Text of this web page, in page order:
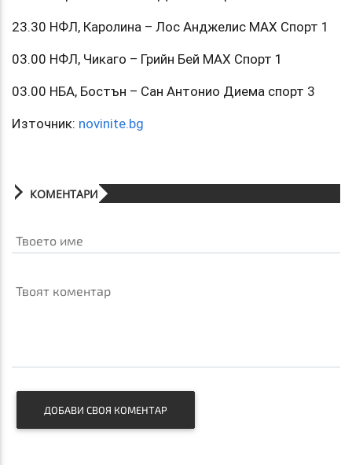
23.30 НФЛ, Каролина – Лос Анджелис МАХ Спорт 1
03.00 НФЛ, Чикаго – Грийн Бей МАХ Спорт 1
03.00 НБА, Бостън – Сан Антонио Диема спорт 3
Източник: novinite.bg
КОМЕНТАРИ
Твоето име
Твоят коментар
ДОБАВИ СВОЯ КОМЕНТАР